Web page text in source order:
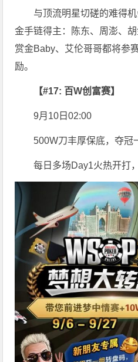
与顶流明星切磋的难得
金手链得主：陈东、周澎、
赏金Baby、艾伦哥哥都将参
励。
【#17: 百W创富赛】
9月10日02:00
500W刀丰厚保底，夺冠
每日多场Day1火热开打